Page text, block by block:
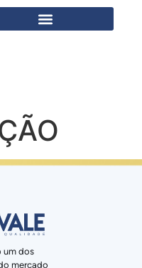
um dos
mercado